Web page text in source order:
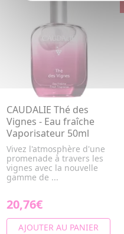
CAUDALIE Thé des
Vignes - Eau fraîche
Vaporisateur 50ml
Vivez l'atmosphère d'une
promenade à travers les
vignes avec la nouvelle
gamme de ...
20,76€
AJOUTER AU PANIER